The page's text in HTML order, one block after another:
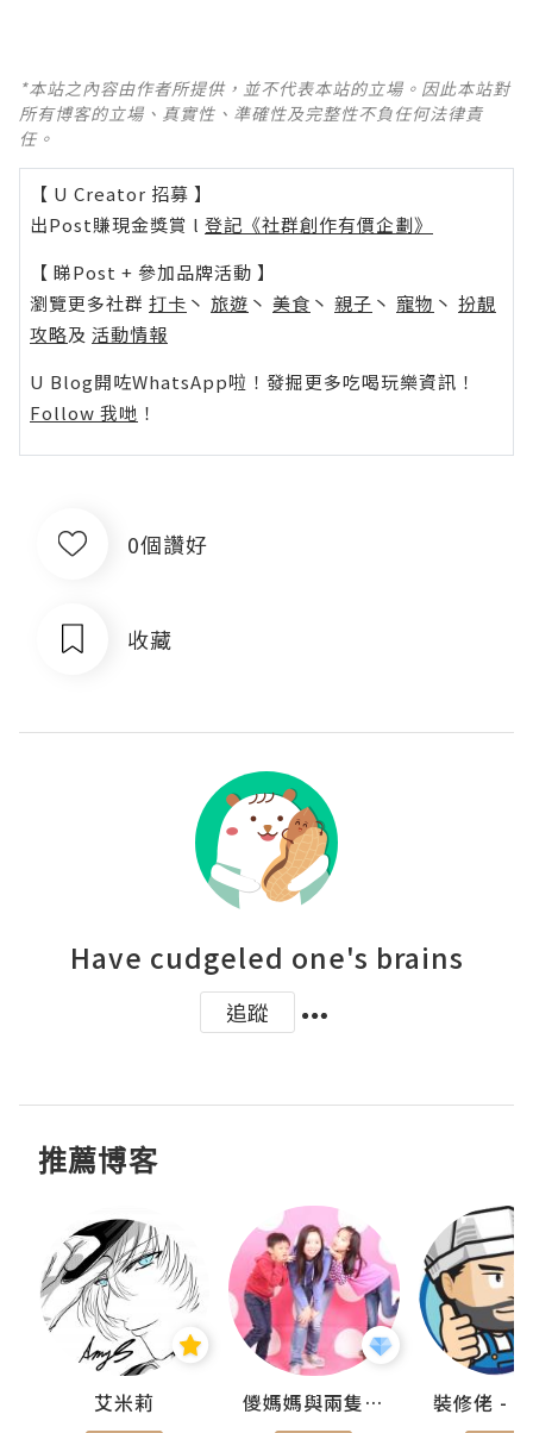
*本站之內容由作者所提供，並不代表本站的立場。因此本站對
所有博客的立場、真實性、準確性及完整性不負任何法律責
任。
【 U Creator 招募 】
出Post賺現金獎賞 l 登記《社群創作有價企劃》
【 睇Post + 參加品牌活動 】
瀏覽更多社群 打卡 丶 旅遊 丶 美食 丶 親子 丶 寵物 丶 扮靚
攻略及 活動情報
U Blog開咗WhatsApp啦！發掘更多吃喝玩樂資訊！
Follow 我哋 ！
0個讚好
收藏
Have cudgeled one's brains
追蹤
推薦博客
艾米莉 儍媽媽與兩隻小魔怪之家